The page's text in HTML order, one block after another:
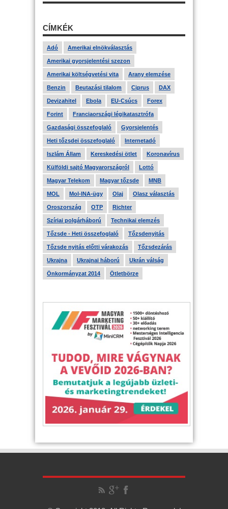
CÍMKÉK
Adó Amerikai elnökválasztás
Amerikai gyorsjelentési szezon
Amerikai költségvetési vita Arany elemzése
Benzin Beutazási tilalom Ciprus DAX
Devizahitel Ebola EU-Csúcs Forex
Forint Franciaországi légikatasztrófa
Gazdasági összefoglaló Gyorsjelentés
Heti tőzsdei összefoglaló Internetadó
Iszlám Állam Kereskedési ötlet Koronavírus
Külföldi sajtó Magyarországról Lottó
Magyar Telekom Magyar tőzsde MNB
MOL Mol-INA-ügy Olaj Olasz választás
Oroszország OTP Richter
Szíriai polgárháború Technikai elemzés
Tőzsde - Heti összefoglaló Tőzsdenyitás
Tőzsde nyitás előtti várakozás Tőzsdezárás
Ukrajna Ukrajnai háború Ukrán válság
Önkormányzat 2014 Ötletbörze